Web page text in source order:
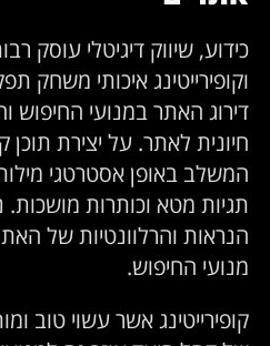
כידוע, שיווק דיגיטלי עוסק
וקופירייטינג איכותי משחק
דירוג האתר במנועי החיפוש
חיונית לאתר. על יצירת תוכן
המשלב באופן אסטרטגי
תגיות מטא וכותרות
הנראות והרלוונטיות של
מנועי החיפוש.
קופירייטינג אשר עשוי טוב